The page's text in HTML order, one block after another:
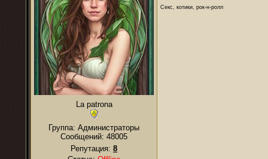
La patrona
Группа: Администраторы
Сообщений: 48005
Репутация: 8
Секс, котики, рок-н-ролл